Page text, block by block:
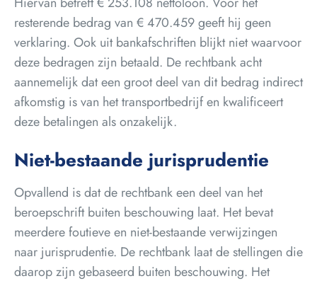
resterende bedrag van € 470.459 geeft hij geen
verklaring. Ook uit bankafschriften blijkt niet waarvoor
deze bedragen zijn betaald. De rechtbank acht
aannemelijk dat een groot deel van dit bedrag indirect
afkomstig is van het transportbedrijf en kwalificeert
deze betalingen als onzakelijk.
Niet-bestaande jurisprudentie
Opvallend is dat de rechtbank een deel van het
beroepschrift buiten beschouwing laat. Het bevat
meerdere foutieve en niet-bestaande verwijzingen
naar jurisprudentie. De rechtbank laat de stellingen die
daarop zijn gebaseerd buiten beschouwing. Het